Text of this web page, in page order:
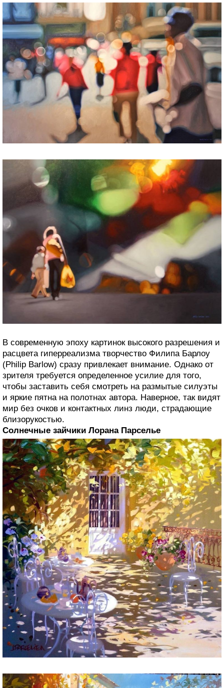
В современную эпоху картинок высокого разрешения и
расцвета гиперреализма творчество Филипа Барлоу
(Philip Barlow) сразу привлекает внимание. Однако от
зрителя требуется определенное усилие для того,
чтобы заставить себя смотреть на размытые силуэты
и яркие пятна на полотнах автора. Наверное, так видят
мир без очков и контактных линз люди, страдающие
близорукостью.
Солнечные зайчики Лорана Парселье